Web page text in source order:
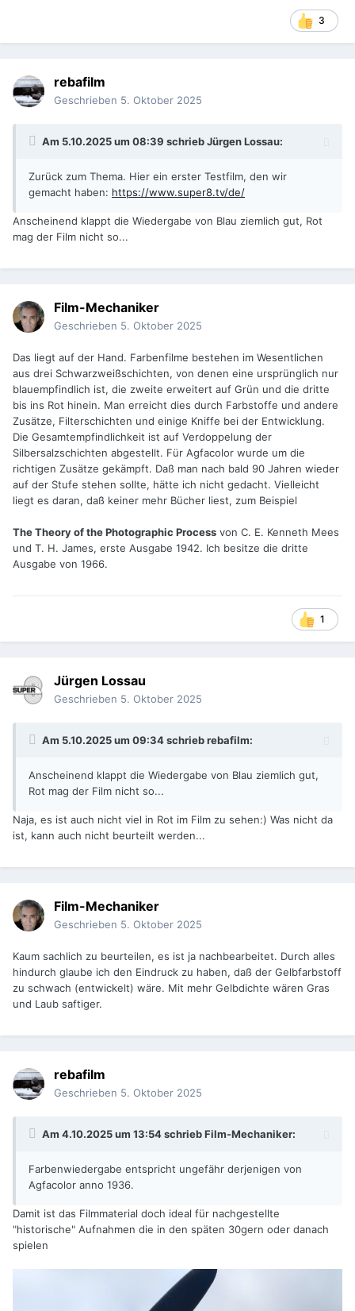
3
rebafilm
Geschrieben 5. Oktober 2025
Am 5.10.2025 um 08:39 schriebJürgen Lossau:
Zurück zum Thema. Hier ein erster Testfilm, den wir
gemacht haben: https://www.super8.tv/de/
Anscheinend klappt die Wiedergabe von Blau ziemlich gut, Rot
mag der Film nicht so...
Film-Mechaniker
Geschrieben 5. Oktober 2025
Das liegt auf der Hand. Farbenfilme bestehen im Wesentlichen
aus drei Schwarzweißschichten, von denen eine ursprünglich nur
blauempfindlich ist, die zweite erweitert auf Grün und die dritte
bis ins Rot hinein. Man erreicht dies durch Farbstoffe und andere
Zusätze, Filterschichten und einige Kniffe bei der Entwicklung.
Die Gesamtempfindlichkeit ist auf Verdoppelung der
Silbersalzschichten abgestellt. Für Agfacolor wurde um die
richtigen Zusätze gekämpft. Daß man nach bald 90 Jahren wieder
auf der Stufe stehen sollte, hätte ich nicht gedacht. Vielleicht
liegt es daran, daß keiner mehr Bücher liest, zum Beispiel
The Theory of the Photographic Process von C. E. Kenneth Mees
und T. H. James, erste Ausgabe 1942. Ich besitze die dritte
Ausgabe von 1966.
1
Jürgen Lossau
Geschrieben 5. Oktober 2025
Am 5.10.2025 um 09:34 schriebrebafilm:
Anscheinend klappt die Wiedergabe von Blau ziemlich gut,
Rot mag der Film nicht so...
Naja, es ist auch nicht viel in Rot im Film zu sehen:) Was nicht da
ist, kann auch nicht beurteilt werden...
Film-Mechaniker
Geschrieben 5. Oktober 2025
Kaum sachlich zu beurteilen, es ist ja nachbearbeitet. Durch alles
hindurch glaube ich den Eindruck zu haben, daß der Gelbfarbstoff
zu schwach (entwickelt) wäre. Mit mehr Gelbdichte wären Gras
und Laub saftiger.
rebafilm
Geschrieben 5. Oktober 2025
Am 4.10.2025 um 13:54 schriebFilm-Mechaniker:
Farbenwiedergabe entspricht ungefähr derjenigen von
Agfacolor anno 1936.
Damit ist das Filmmaterial doch ideal für nachgestellte
"historische" Aufnahmen die in den späten 30gern oder danach
spielen